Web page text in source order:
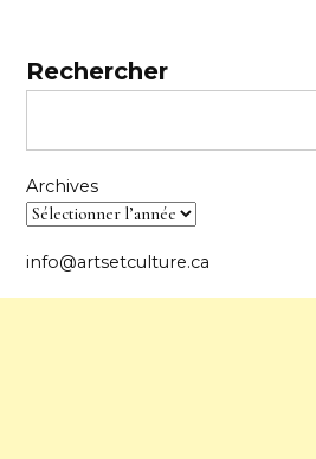
Rechercher
Archives
info@artsetculture.ca